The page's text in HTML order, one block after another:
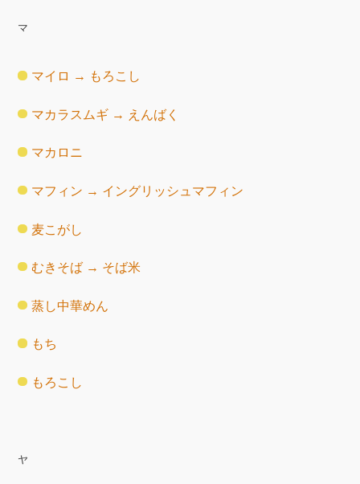
マ
マイロ → もろこし
マカラスムギ → えんばく
マカロニ
マフィン → イングリッシュマフィン
麦こがし
むきそば → そば米
蒸し中華めん
もち
もろこし
ヤ